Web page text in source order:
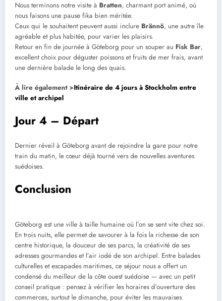
Nous terminons notre visite à Bratten, charmant port animé, où
nous faisons une pause fika bien méritée.
Ceux qui le souhaitent peuvent aussi inclure Brännö, une autre île
agréable et plus habitée, pour varier les plaisirs.
Retour en fin de journée à Göteborg pour un souper au Fisk Bar,
excellent choix pour déguster poissons et fruits de mer frais, avant
une dernière balade le long des quais.
À lire également >Itinéraire de 4 jours à Stockholm entre
ville et archipel
Jour 4 – Départ
Dernier réveil à Göteborg avant de rejoindre la gare pour notre
train du matin, le cœur déjà tourné vers de nouvelles aventures
suédoises.
Conclusion
Göteborg est une ville à taille humaine où l’on se sent vite chez soi.
En trois nuits, elle permet de savourer à la fois la richesse de son
centre historique, la douceur de ses parcs, la créativité de ses
adresses gourmandes et l’air iodé de son archipel. Entre balades
culturelles et escapades maritimes, ce séjour nous a offert un
condensé du meilleur de la côte ouest suédoise — avec un petit
conseil pratique : pensez à vérifier les horaires d’ouverture des
commerces, surtout le dimanche, pour éviter les mauvaises